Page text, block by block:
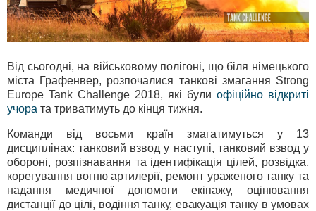
Від сьогодні, на військовому полігоні, що біля німецького
міста Графенвер, розпочалися танкові змагання Strong
Europe Tank Challenge 2018, які були офіційно відкриті
учора та триватимуть до кінця тижня.
Команди від восьми країн змагатимуться у 13
дисциплінах: танковий взвод у наступі, танковий взвод у
обороні, розпізнавання та ідентифікація цілей, розвідка,
корегування вогню артилерії, ремонт ураженого танку та
надання медичної допомоги екіпажу, оцінювання
дистанції до цілі, водіння танку, евакуація танку в умовах